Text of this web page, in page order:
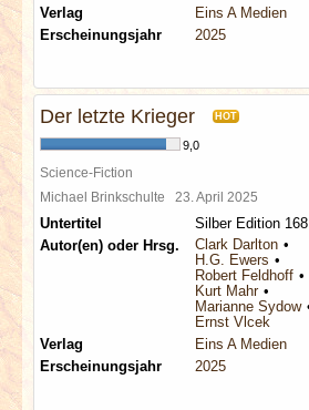
Verlag
Eins A Medien
Erscheinungsjahr
2025
Der letzte Krieger HOT
9,0
Science-Fiction
Michael Brinkschulte 23. April 2025
Untertitel
Silber Edition 168
Autor(en) oder Hrsg.
Clark Darlton
H.G. Ewers
Robert Feldhoff
Kurt Mahr
Marianne Sydow
Ernst Vlcek
Verlag
Eins A Medien
Erscheinungsjahr
2025